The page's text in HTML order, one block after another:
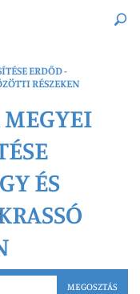
ERDŐD -
RÉSZEKEN
ÉS
MEGOSZTÁS